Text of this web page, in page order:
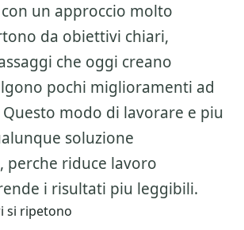
un approccio molto
da obiettivi chiari,
che oggi creano
pochi miglioramenti ad
modo di lavorare e piu
soluzione
perche riduce lavoro
i risultati piu leggibili.
si ripetono